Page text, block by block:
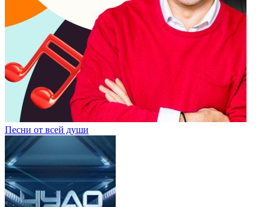
Песни от всей души